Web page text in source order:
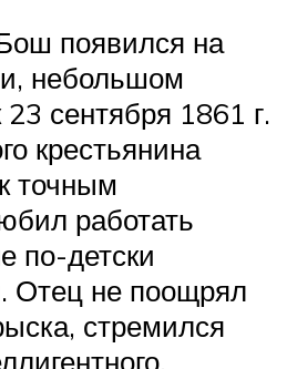
появился на
небольшом
23 сентября 1861 г.
крестьянина
точным
работать
по-детски
Отец не поощрял
стремился